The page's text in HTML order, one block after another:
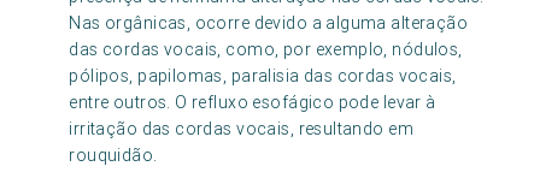
Nas orgânicas, ocorre devido a alguma alteração
das cordas vocais, como, por exemplo, nódulos,
pólipos, papilomas, paralisia das cordas vocais,
entre outros. O refluxo esofágico pode levar à
irritação das cordas vocais, resultando em
rouquidão.